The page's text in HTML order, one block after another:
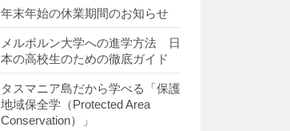
年末年始の休業期間のお知らせ
メルボルン大学への進学方法 日
本の高校生のための徹底ガイド
タスマニア島だから学べる「保護
地域保全学（Protected Area
Conservation）」